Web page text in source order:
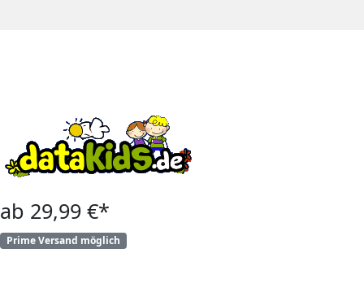
ab 29,99 €*
Prime Versand möglich